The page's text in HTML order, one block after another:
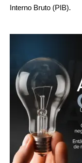
Interno Bruto (PIB).